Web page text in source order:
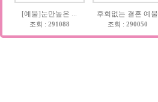
[예물]눈만높은 ...
조회 : 291088
후회없는 결혼 예물
조회 : 290050